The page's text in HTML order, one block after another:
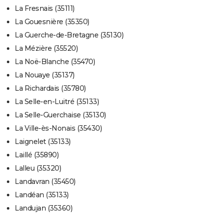
La Fresnais (35111)
La Gouesnière (35350)
La Guerche-de-Bretagne (35130)
La Mézière (35520)
La Noë-Blanche (35470)
La Nouaye (35137)
La Richardais (35780)
La Selle-en-Luitré (35133)
La Selle-Guerchaise (35130)
La Ville-ès-Nonais (35430)
Laignelet (35133)
Laillé (35890)
Lalleu (35320)
Landavran (35450)
Landéan (35133)
Landujan (35360)